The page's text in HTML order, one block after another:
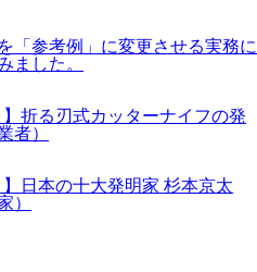
「参考例」に変更させる実務に
ました。
】折る刃式カッターナイフの発
者）
】日本の十大発明家 杉本京太
）